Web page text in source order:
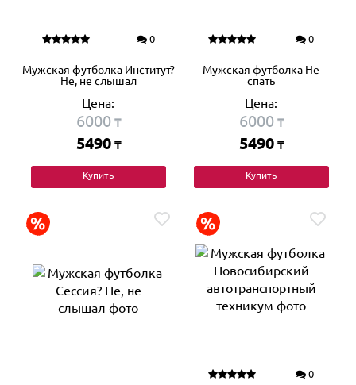
0
Мужская футболка Институт?
Не, не слышал
Цена:
6000₸
5490 ₸
Купить
0
Мужская футболка Не
спать
Цена:
6000₸
5490 ₸
Купить
0